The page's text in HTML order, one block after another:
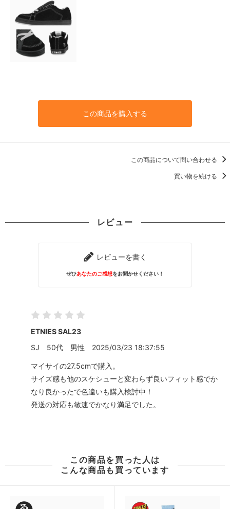
この商品を購入する
この商品について問い合わせる
買い物を続ける
レビュー
レビューを書く
ぜひあなたのご感想をお聞かせください！
ETNIES SAL23
SJ
50代 男性 2025/03/23 18:37:55
マイサイの27.5cmで購入。
サイズ感も他のスケシューと変わらず良いフィット感でか
なり良かったで色違いも購入検討中！
発送の対応も敏速でかなり満足でした。
この商品を買った人は
こんな商品も買っています